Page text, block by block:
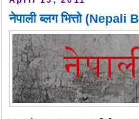
नेपाली ब्लग भित्तो (Nepali